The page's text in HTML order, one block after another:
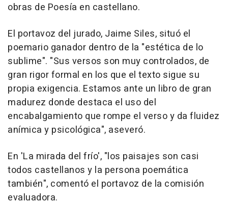
obras de Poesía en castellano.
El portavoz del jurado, Jaime Siles, situó el
poemario ganador dentro de la "estética de lo
sublime". "Sus versos son muy controlados, de
gran rigor formal en los que el texto sigue su
propia exigencia. Estamos ante un libro de gran
madurez donde destaca el uso del
encabalgamiento que rompe el verso y da fluidez
anímica y psicológica", aseveró.
En 'La mirada del frío', "los paisajes son casi
todos castellanos y la persona poemática
también", comentó el portavoz de la comisión
evaluadora.